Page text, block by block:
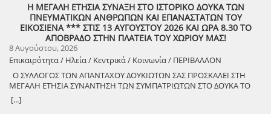
Η ΜΕΓΑΛΗ ΕΤΗΣΙΑ ΣΥΝΑΞΗ ΣΤΟ ΙΣΤΟΡΙΚΟ ΔΟΥΚΑ ΤΩΝ
ΠΝΕΥΜΑΤΙΚΩΝ ΑΝΘΡΩΠΩΝ ΚΑΙ ΕΠΑΝΑΣΤΑΤΩΝ ΤΟΥ
ΕΙΚΟΣΙΕΝΑ *** ΣΤΙΣ 13 ΑΥΓΟΥΣΤΟΥ 2026 ΚΑΙ ΩΡΑ 8.30 ΤΟ
ΑΠΟΒΡΑΔΟ ΣΤΗΝ ΠΛΑΤΕΙΑ ΤΟΥ ΧΩΡΙΟΥ ΜΑΣ!
8 Αυγούστου, 2026
Επικαιρότητα / Ηλεία / Κεντρικά / Κοινωνία / ΠΕΡΙΒΑΛΛΟΝ
Ο ΣΥΛΛΟΓΟΣ ΤΩΝ ΑΠΑΝΤΑΧΟΥ ΔΟΥΚΙΩΤΩΝ ΣΑΣ ΠΡΟΣΚΑΛΕΙ ΣΤΗ
ΜΕΓΑΛΗ ΕΤΗΣΙΑ ΣΥΝΑΝΤΗΣΗ ΤΩΝ ΣΥΜΠΑΤΡΙΩΤΩΝ ΣΤΟ ΔΟΥΚΑ ΤΟ
ΑΘΑΝΑΤΟ! Μεγάλη η χαρά η δική μας για το ριζιμιό μας και για
τον επαναστάτη πρόγονό μας που πολέμησε με το σπαθί στο χέρι
[...]